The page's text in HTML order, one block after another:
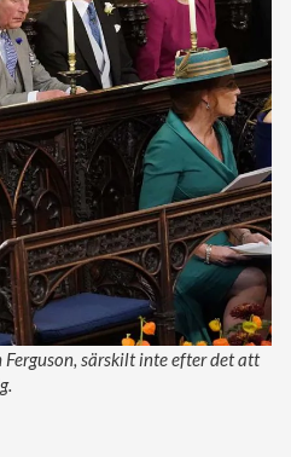
särskilt inte efter det att